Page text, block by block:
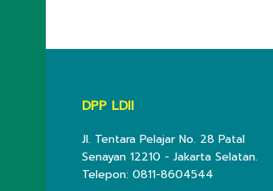
DPP LDII
Jl. Tentara Pelajar No. 28 Patal
Senayan 12210 - Jakarta Selatan.
Telepon: 0811-8604544